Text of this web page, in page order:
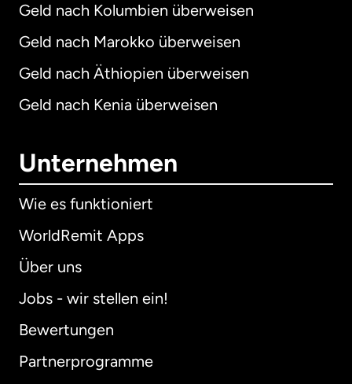
Geld nach Kolumbien überweisen
Geld nach Marokko überweisen
Geld nach Äthiopien überweisen
Geld nach Kenia überweisen
Unternehmen
Wie es funktioniert
WorldRemit Apps
Über uns
Jobs - wir stellen ein!
Bewertungen
Partnerprogramme